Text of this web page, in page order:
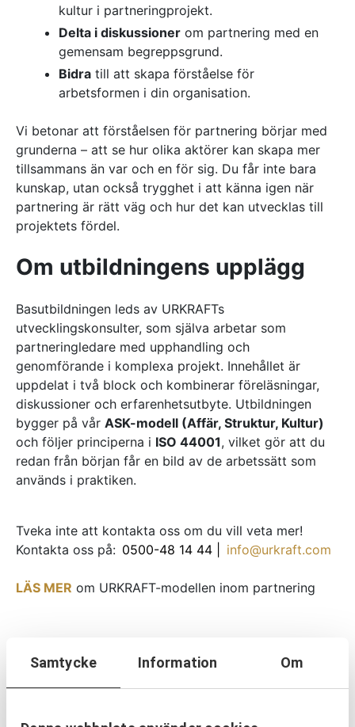
Samtycke Information Om
kultur i partneringprojekt.
Delta i diskussioner om partnering med en
gemensam begreppsgrund.
Bidra till att skapa förståelse för
arbetsformen i din organisation.
Vi betonar att förståelsen för partnering börjar med
grunderna – att se hur olika aktörer kan skapa mer
tillsammans än var och en för sig. Du får inte bara
kunskap, utan också trygghet i att känna igen när
partnering är rätt väg och hur det kan utvecklas till
projektets fördel.
Om utbildningens upplägg
Basutbildningen leds av URKRAFTs
utvecklingskonsulter, som själva arbetar som
partneringledare med upphandling och
genomförande i komplexa projekt. Innehållet är
uppdelat i två block och kombinerar föreläsningar,
diskussioner och erfarenhetsutbyte. Utbildningen
bygger på vår ASK-modell (Affär, Struktur, Kultur)
och följer principerna i ISO 44001, vilket gör att du
redan från början får en bild av de arbetssätt som
används i praktiken.
Tveka inte att kontakta oss om du vill veta mer!
Kontakta oss på: 0500-48 14 44 | info@urkraft.com
LÄS MER om URKRAFT-modellen inom partnering
ÖPPNA UTBILDNINGSTILLFÄLLEN